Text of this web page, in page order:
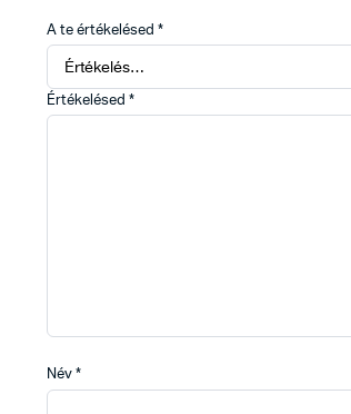
A te értékelésed *
Értékelésed *
Név *